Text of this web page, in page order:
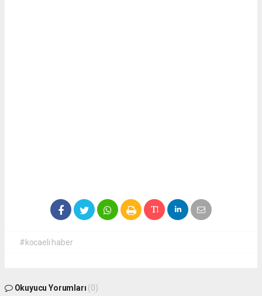
#kocaeli haber
Okuyucu Yorumları (0)